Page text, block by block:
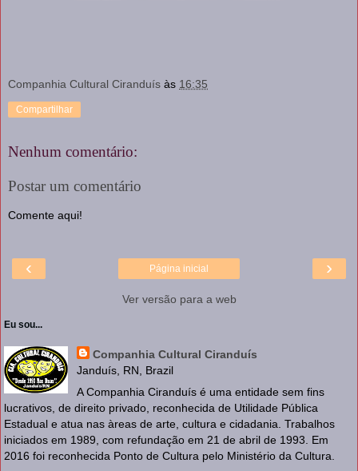
Companhia Cultural Ciranduís às 16:35
Compartilhar
Nenhum comentário:
Postar um comentário
Comente aqui!
‹ ›
Página inicial
Ver versão para a web
Eu sou...
Companhia Cultural Ciranduís
Janduís, RN, Brazil
A Companhia Ciranduís é uma entidade sem fins
lucrativos, de direito privado, reconhecida de Utilidade Pública
Estadual e atua nas àreas de arte, cultura e cidadania. Trabalhos
iniciados em 1989, com refundação em 21 de abril de 1993. Em
2016 foi reconhecida Ponto de Cultura pelo Ministério da Cultura.